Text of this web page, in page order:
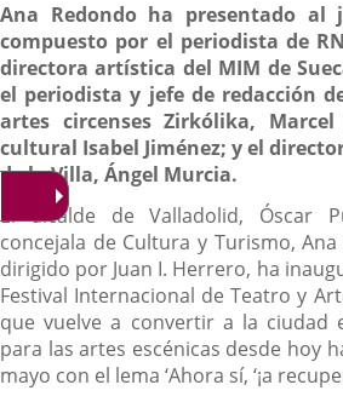
Ana Redondo ha presentado al
compuesto por el periodista de
directora artística del MIM de
el periodista y jefe de redacción
artes circenses Zirkólika,
cultural Isabel Jiménez; y el
de la Villa, Ángel Murcia.
El alcalde de Valladolid, Óscar
concejala de Cultura y Turismo,
dirigido por Juan I. Herrero, ha
Festival Internacional de Teatro y
que vuelve a convertir a la ciudad
para las artes escénicas desde hoy
mayo con el lema ‘Ahora sí, ‘¡a